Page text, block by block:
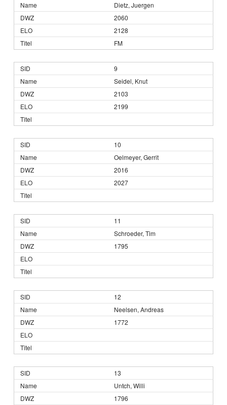
Dietz, Juergen
2060
2128
FM
9
Seidel, Knut
2103
2199
10
Oelmeyer, Gerrit
2016
2027
11
Schroeder, Tim
1795
12
Neelsen, Andreas
1772
13
Untch, Willi
1796